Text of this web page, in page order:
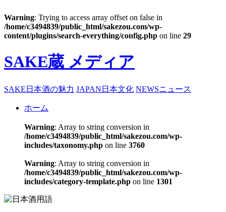
Warning: Trying to access array offset on false in
/home/c3494839/public_html/sakezou.com/wp-
content/plugins/search-everything/config.php on line 29
SAKE蔵 メディア
SAKE 日本酒の魅力 JAPAN 日本文化 NEWSニュース
ホーム
Warning: Array to string conversion in
/home/c3494839/public_html/sakezou.com/wp-
includes/taxonomy.php on line 3760
Warning: Array to string conversion in
/home/c3494839/public_html/sakezou.com/wp-
includes/category-template.php on line 1301